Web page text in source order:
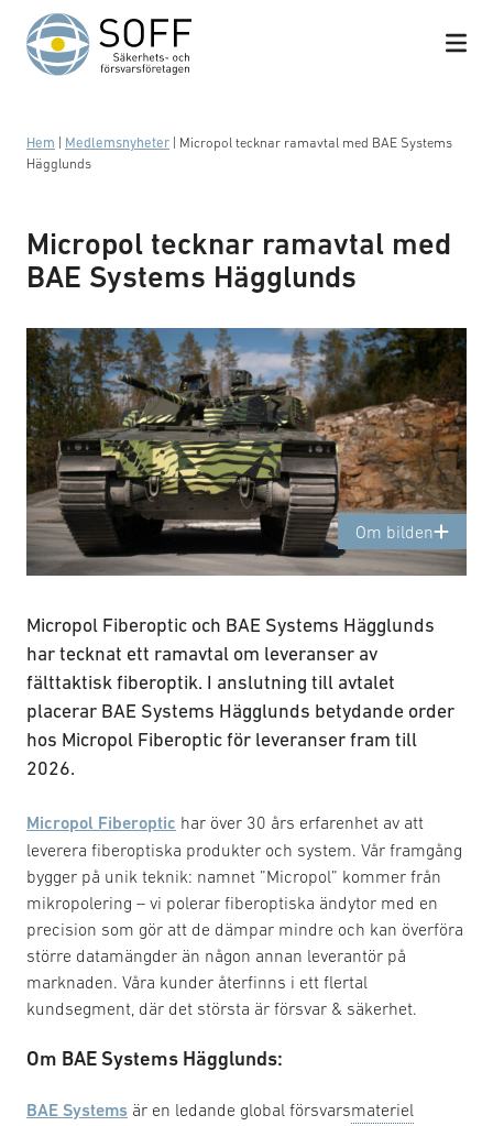
Hoppa till innehåll
Hem Medlemsnyheter
Micropol tecknar ramavtal med BAE Systems
Hägglunds
Micropol tecknar ramavtal med
BAE Systems Hägglunds
Om bilden
BAE Systems Hägglunds visar upp CV90 MkIV
Micropol Fiberoptic och BAE Systems Hägglunds
har tecknat ett ramavtal om leveranser av
fälttaktisk fiberoptik. I anslutning till avtalet
placerar BAE Systems Hägglunds betydande order
hos Micropol Fiberoptic för leveranser fram till
2026.
Micropol Fiberoptic har över 30 års erfarenhet av att
leverera fiberoptiska produkter och system. Vår framgång
bygger på unik teknik: namnet ”Micropol” kommer från
mikropolering – vi polerar fiberoptiska ändytor med en
precision som gör att de dämpar mindre och kan överföra
större datamängder än någon annan leverantör på
marknaden. Våra kunder återfinns i ett flertal
kundsegment, där det största är försvar & säkerhet.
Om BAE Systems Hägglunds:
BAE Systems är en ledande global försvarsmateriel